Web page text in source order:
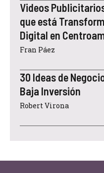
Videos
que está
Digital en
Fran Páez
30 Ideas de
Baja Inversión
Robert Virona